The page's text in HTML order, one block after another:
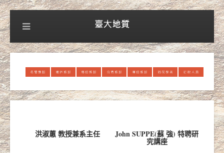
洪淑蕙 教授兼系主任 John SUPPE(蘇 強) 特聘研
究講座